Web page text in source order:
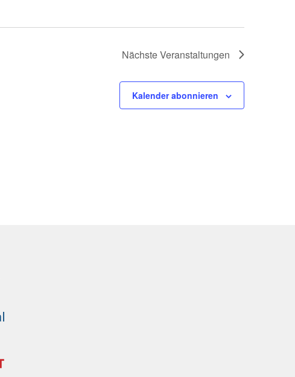
NächsteVeranstaltungen
Kalender abonnieren